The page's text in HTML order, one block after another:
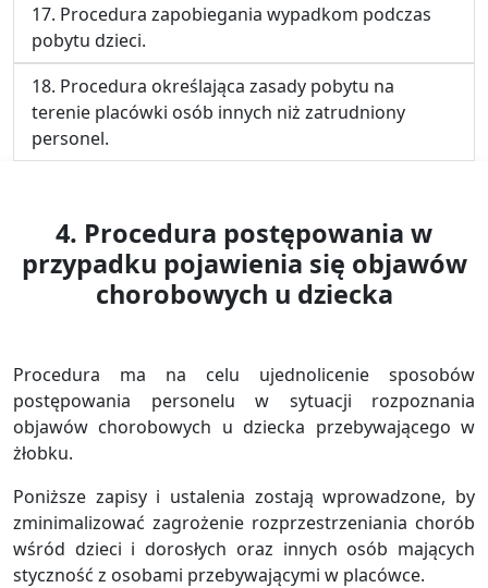
17. Procedura zapobiegania wypadkom podczas
pobytu dzieci.
18. Procedura określająca zasady pobytu na
terenie placówki osób innych niż zatrudniony
personel.
4. Procedura postępowania w
przypadku pojawienia się objawów
chorobowych u dziecka
Procedura ma na celu ujednolicenie sposobów
postępowania personelu w sytuacji rozpoznania
objawów chorobowych u dziecka przebywającego w
żłobku.
Poniższe zapisy i ustalenia zostają wprowadzone, by
zminimalizować zagrożenie rozprzestrzeniania chorób
wśród dzieci i dorosłych oraz innych osób mających
styczność z osobami przebywającymi w placówce.